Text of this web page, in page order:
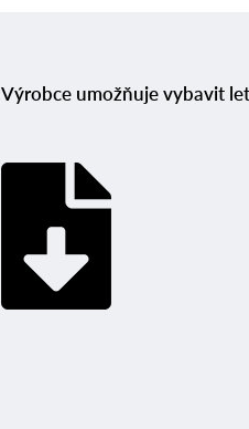
Výrobce umožňuje vybavit